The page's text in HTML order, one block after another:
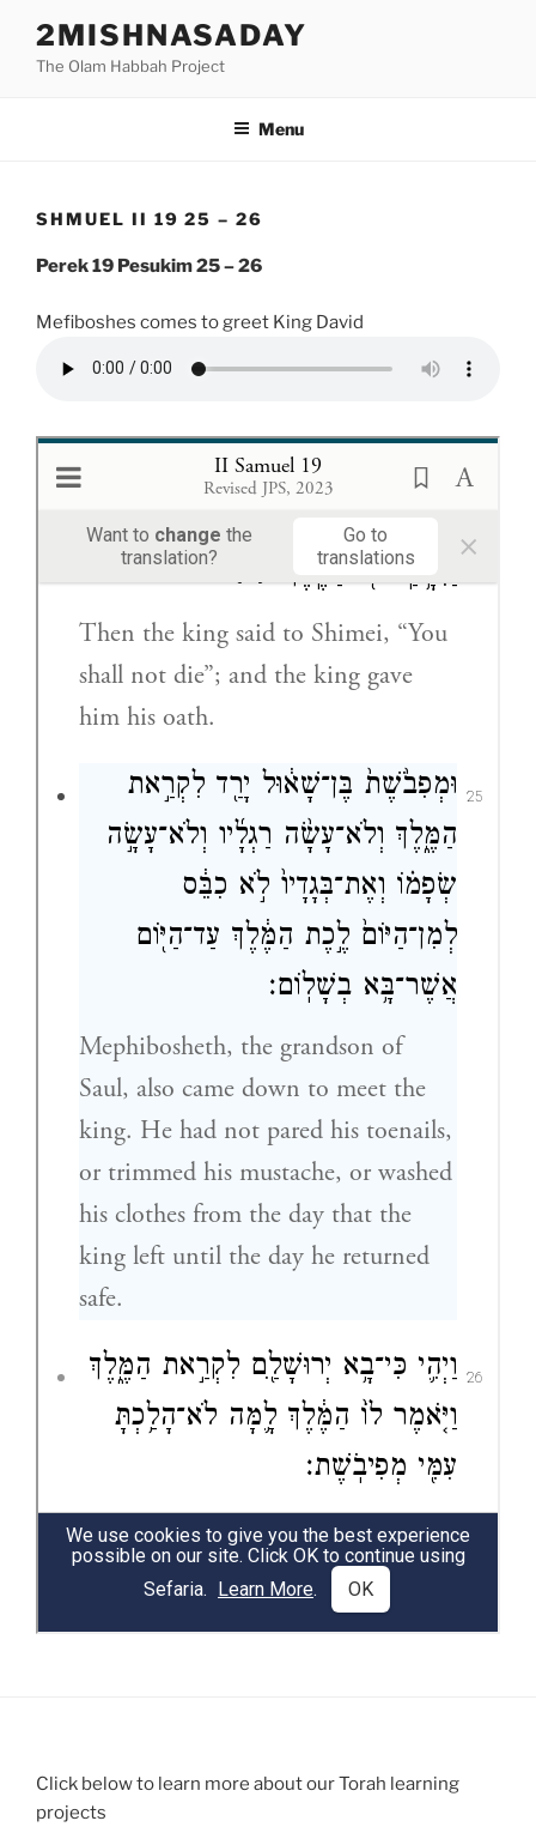
content
2MISHNASADAY
The Olam Habbah Project
Menu
SHMUEL II 19 25 – 26
Perek 19 Pesukim 25 – 26
Mefiboshes comes to greet King David
Click below to learn more about our Torah learning
projects